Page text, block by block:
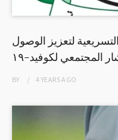
لتعزيز الوصول
المجتمعي لكوفيد-١٩
BY 4 YEARSAGO